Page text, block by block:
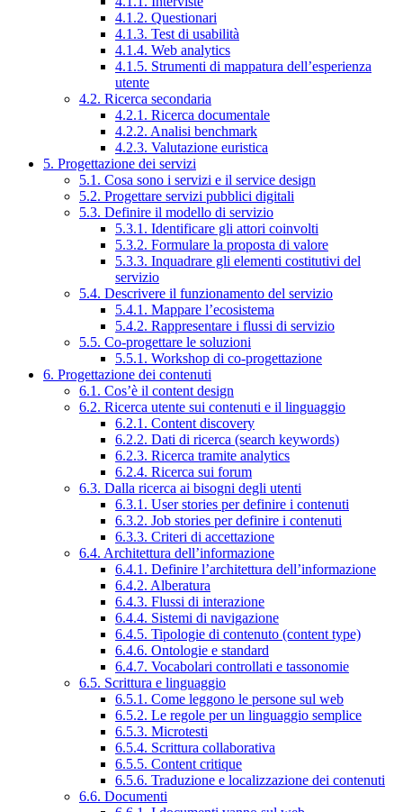
4.1.2. Questionari
4.1.3. Test di usabilità
4.1.4. Web analytics
4.1.5. Strumenti di mappatura dell’esperienza
utente
4.2. Ricerca secondaria
4.2.1. Ricerca documentale
4.2.2. Analisi benchmark
4.2.3. Valutazione euristica
5. Progettazione dei servizi
5.1. Cosa sono i servizi e il service design
5.2. Progettare servizi pubblici digitali
5.3. Definire il modello di servizio
5.3.1. Identificare gli attori coinvolti
5.3.2. Formulare la proposta di valore
5.3.3. Inquadrare gli elementi costitutivi del
servizio
5.4. Descrivere il funzionamento del servizio
5.4.1. Mappare l’ecosistema
5.4.2. Rappresentare i flussi di servizio
5.5. Co-progettare le soluzioni
5.5.1. Workshop di co-progettazione
6. Progettazione dei contenuti
6.1. Cos’è il content design
6.2. Ricerca utente sui contenuti e il linguaggio
6.2.1. Content discovery
6.2.2. Dati di ricerca (search keywords)
6.2.3. Ricerca tramite analytics
6.2.4. Ricerca sui forum
6.3. Dalla ricerca ai bisogni degli utenti
6.3.1. User stories per definire i contenuti
6.3.2. Job stories per definire i contenuti
6.3.3. Criteri di accettazione
6.4. Architettura dell’informazione
6.4.1. Definire l’architettura dell’informazione
6.4.2. Alberatura
6.4.3. Flussi di interazione
6.4.4. Sistemi di navigazione
6.4.5. Tipologie di contenuto (content type)
6.4.6. Ontologie e standard
6.4.7. Vocabolari controllati e tassonomie
6.5. Scrittura e linguaggio
6.5.1. Come leggono le persone sul web
6.5.2. Le regole per un linguaggio semplice
6.5.3. Microtesti
6.5.4. Scrittura collaborativa
6.5.5. Content critique
6.5.6. Traduzione e localizzazione dei contenuti
6.6. Documenti